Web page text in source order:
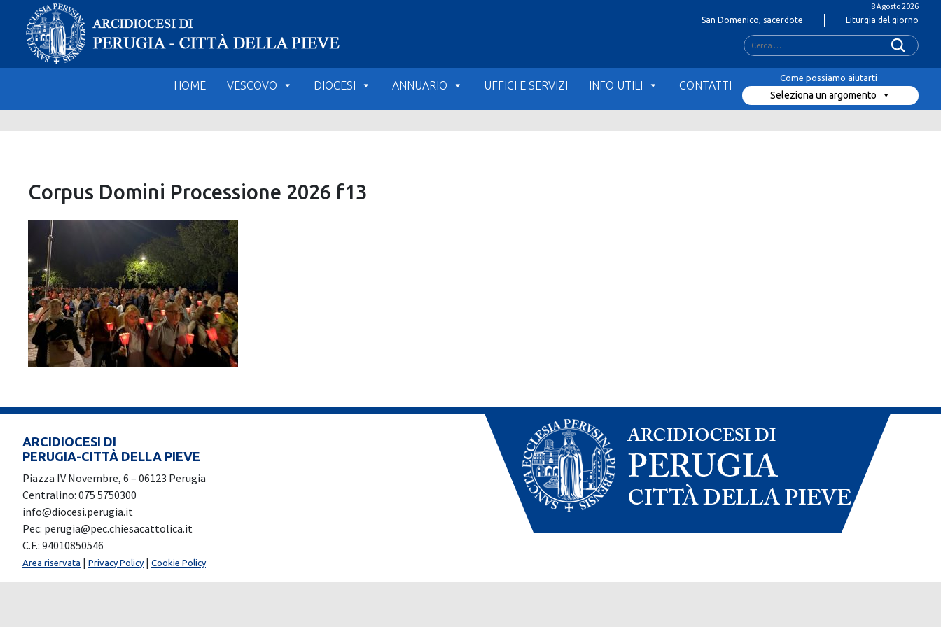
content
8 Agosto 2026
San Domenico, sacerdote Liturgia del giorno
Ricerca
per:
HOME VESCOVO DIOCESI ANNUARIO UFFICI E SERVIZI INFO UTILI CONTATTI
Seleziona un argomento
Corpus Domini Processione 2026 f13
ARCIDIOCESI DI
PERUGIA-CITTÀ DELLA PIEVE
Piazza IV Novembre, 6 – 06123 Perugia
Centralino: 075 5750300
info@diocesi.perugia.it
Pec: perugia@pec.chiesacattolica.it
C.F.: 94010850546
Area riservata | Privacy Policy | Cookie Policy